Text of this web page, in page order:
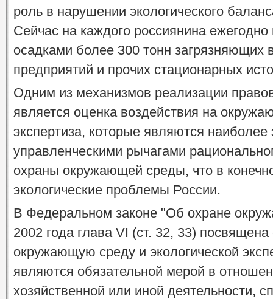
роль в нарушении экологического
Сейчас на каждого россиянина
осадками более 300 тонн
предприятий и прочих стационарных
Одним из механизмов реализации
является оценка воздействия на
экспертиза, которые являются
управленческими рычагами
охраны окружающей среды, что в
экологические проблемы России.
В Федеральном законе "Об охране
2002 года глава VI (ст. 32, 33)
окружающую среду и экологической
являются обязательной мерой в
хозяйственной или иной деятельности,